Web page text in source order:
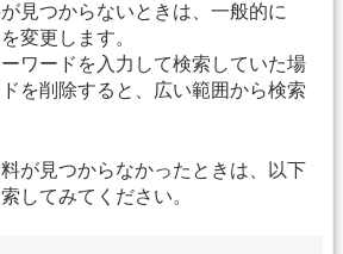
見つからないときは、一般的に
変更します。
ワードを入力して検索していた場
を削除すると、広い範囲から検索
が見つからなかったときは、以下
してみてください。